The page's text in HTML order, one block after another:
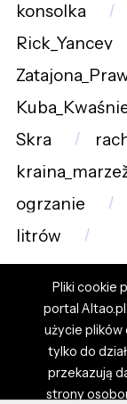
konsolka
Rick_Yancey
Skra
ogrzanie
litrów
Pliki cookie
portal
użycie plików
tylko do
przekazują
strony